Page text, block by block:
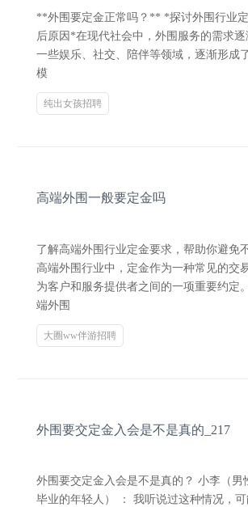
**外围要定金正常吗？** *探讨外围行业
后原因*在现代社会中，外围服务的需求
一些娱乐、社交、陪伴等领域，逐渐形成
模
纯出女孩招聘
高端外围一般要定金吗
了解高端外围行业定金要求，帮助你避免
高端外围行业中，定金作为一种常见的交
为客户和服务提供者之间的一项重要约定
端外围
大圈ww伴游招聘
外围要交定金入会是不是真的_217
外围要交定金入会是不是真的？ 小李（男
毕业的年轻人） ： 我听说过这种情况，